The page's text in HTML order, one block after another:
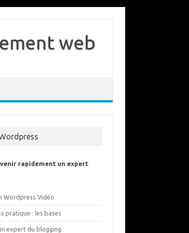
web
rapidement un expert
Wordpress Vidéo
pratique : les bases
expert du blogging